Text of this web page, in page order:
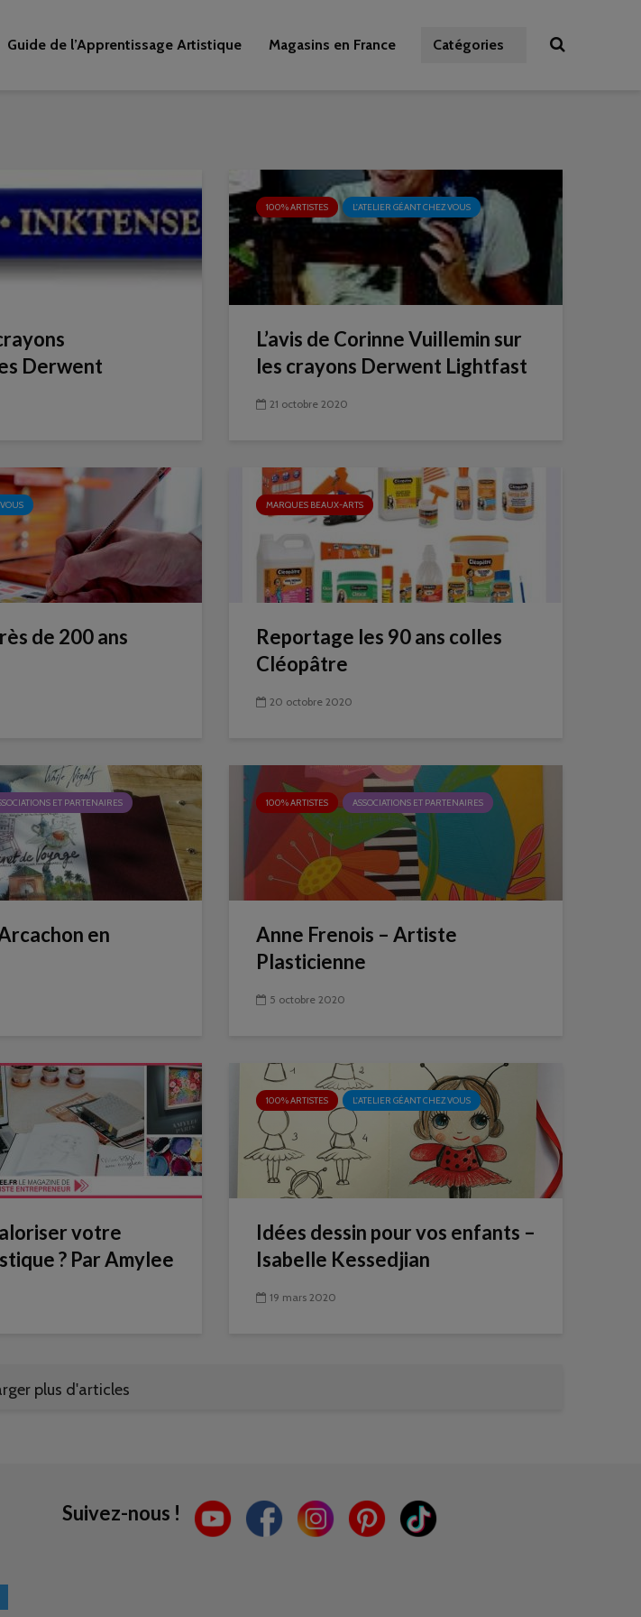
Guide de l’Apprentissage Artistique Magasins en France Catégories
Derwent
100% ARTISTES L'ATELIER GÉANT CHEZ VOUS
L’avis de Corinne Vuillemin sur
les crayons Derwent Lightfast
21 octobre 2020
de 200 ans
MARQUES BEAUX-ARTS
Reportage les 90 ans colles
Cléopâtre
20 octobre 2020
ET PARTENAIRES
en
100% ARTISTES ASSOCIATIONS ET PARTENAIRES
Anne Frenois – Artiste
Plasticienne
5 octobre 2020
votre
? Par Amylee
100% ARTISTES L'ATELIER GÉANT CHEZ VOUS
Idées dessin pour vos enfants –
Isabelle Kessedjian
19 mars 2020
plus d'articles
Suivez-nous !